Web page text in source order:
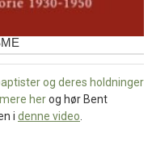
og deres holdninger
herog hør Bent
i denne video